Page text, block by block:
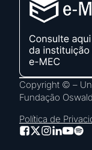
Copyright © –
Fundação
Política de